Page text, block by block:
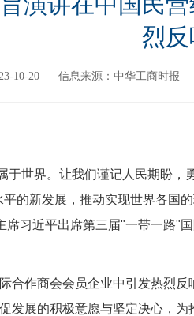
烈反
10-20 信息来源：中华工商时报
世界。让我们谨记人民期盼，
的新发展，推动实现世界各国
习近平出席第三届"一带一路"
作商会会员企业中引发热烈反
发展的积极意愿与坚定决心，